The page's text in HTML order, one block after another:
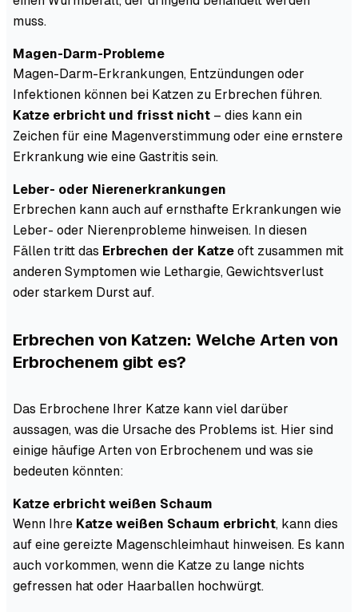
muss.
Magen-Darm-Probleme
Magen-Darm-Erkrankungen, Entzündungen oder
Infektionen können bei Katzen zu Erbrechen führen.
Katze erbricht und frisst nicht – dies kann ein
Zeichen für eine Magenverstimmung oder eine ernstere
Erkrankung wie eine Gastritis sein.
Leber- oder Nierenerkrankungen
Erbrechen kann auch auf ernsthafte Erkrankungen wie
Leber- oder Nierenprobleme hinweisen. In diesen
Fällen tritt das Erbrechen der Katze oft zusammen mit
anderen Symptomen wie Lethargie, Gewichtsverlust
oder starkem Durst auf.
Erbrechen von Katzen: Welche Arten von
Erbrochenem gibt es?
Das Erbrochene Ihrer Katze kann viel darüber
aussagen, was die Ursache des Problems ist. Hier sind
einige häufige Arten von Erbrochenem und was sie
bedeuten könnten:
Katze erbricht weißen Schaum
Wenn Ihre Katze weißen Schaum erbricht, kann dies
auf eine gereizte Magenschleimhaut hinweisen. Es kann
auch vorkommen, wenn die Katze zu lange nichts
gefressen hat oder Haarballen hochwürgt.